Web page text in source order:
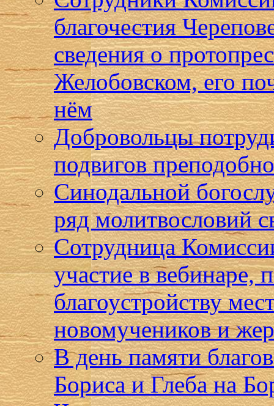
благочестия
сведения о
Желобовском, его
нём
Добровольцы
подвигов
Синодальной
ряд молитвословий
Сотрудница
участие в
благоустройству
новомучеников и
В день памяти
Бориса и Глеба на